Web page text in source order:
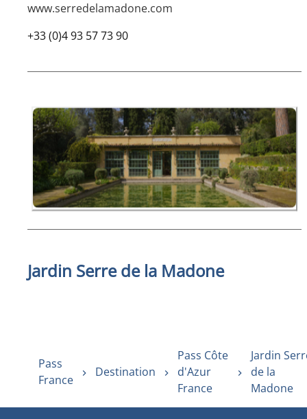
www.serredelamadone.com
+33 (0)4 93 57 73 90
Jardin Serre de la Madone
Pass
France
Destination
Pass Côte
d'Azur
France
Jardin
de la
Madone